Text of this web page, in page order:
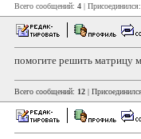
Всего сообщений: 4 | Присоединился:
помогите решить матрицу
Всего сообщений: 12 |